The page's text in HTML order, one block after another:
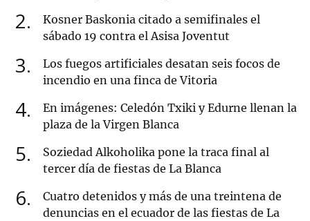
2
Kosner Baskonia citado a semifinales el
sábado 19 contra el Asisa Joventut
3
Los fuegos artificiales desatan seis focos de
incendio en una finca de Vitoria
4
En imágenes: Celedón Txiki y Edurne llenan la
plaza de la Virgen Blanca
5
Soziedad Alkoholika pone la traca final al
tercer día de fiestas de La Blanca
6
Cuatro detenidos y más de una treintena de
denuncias en el ecuador de las fiestas de La